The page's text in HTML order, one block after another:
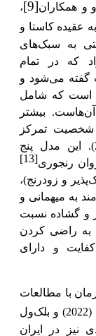
و همکاران[9]،
به عقیده کاستا و
به سبک‌های
که در تمام
گفته می‌شود و
است که شامل
بیشتر
شخصیت تمرکز
، 2023). این مدل پنج
رنجوری[13]
و زودرنج)،
به میهمانی و
و گشاده نسبت
به راضی کردن
و دارای
با مطالعات
(2022) و بلک‌ول
نیز در ایران